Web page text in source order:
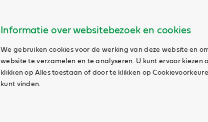
Informatie over websitebezoek en cookies
We gebruiken cookies voor de werking van deze website en
website te verzamelen en te analyseren. U kunt ervoor kiezen
klikken op Alles toestaan of door te klikken op
kunt vinden.